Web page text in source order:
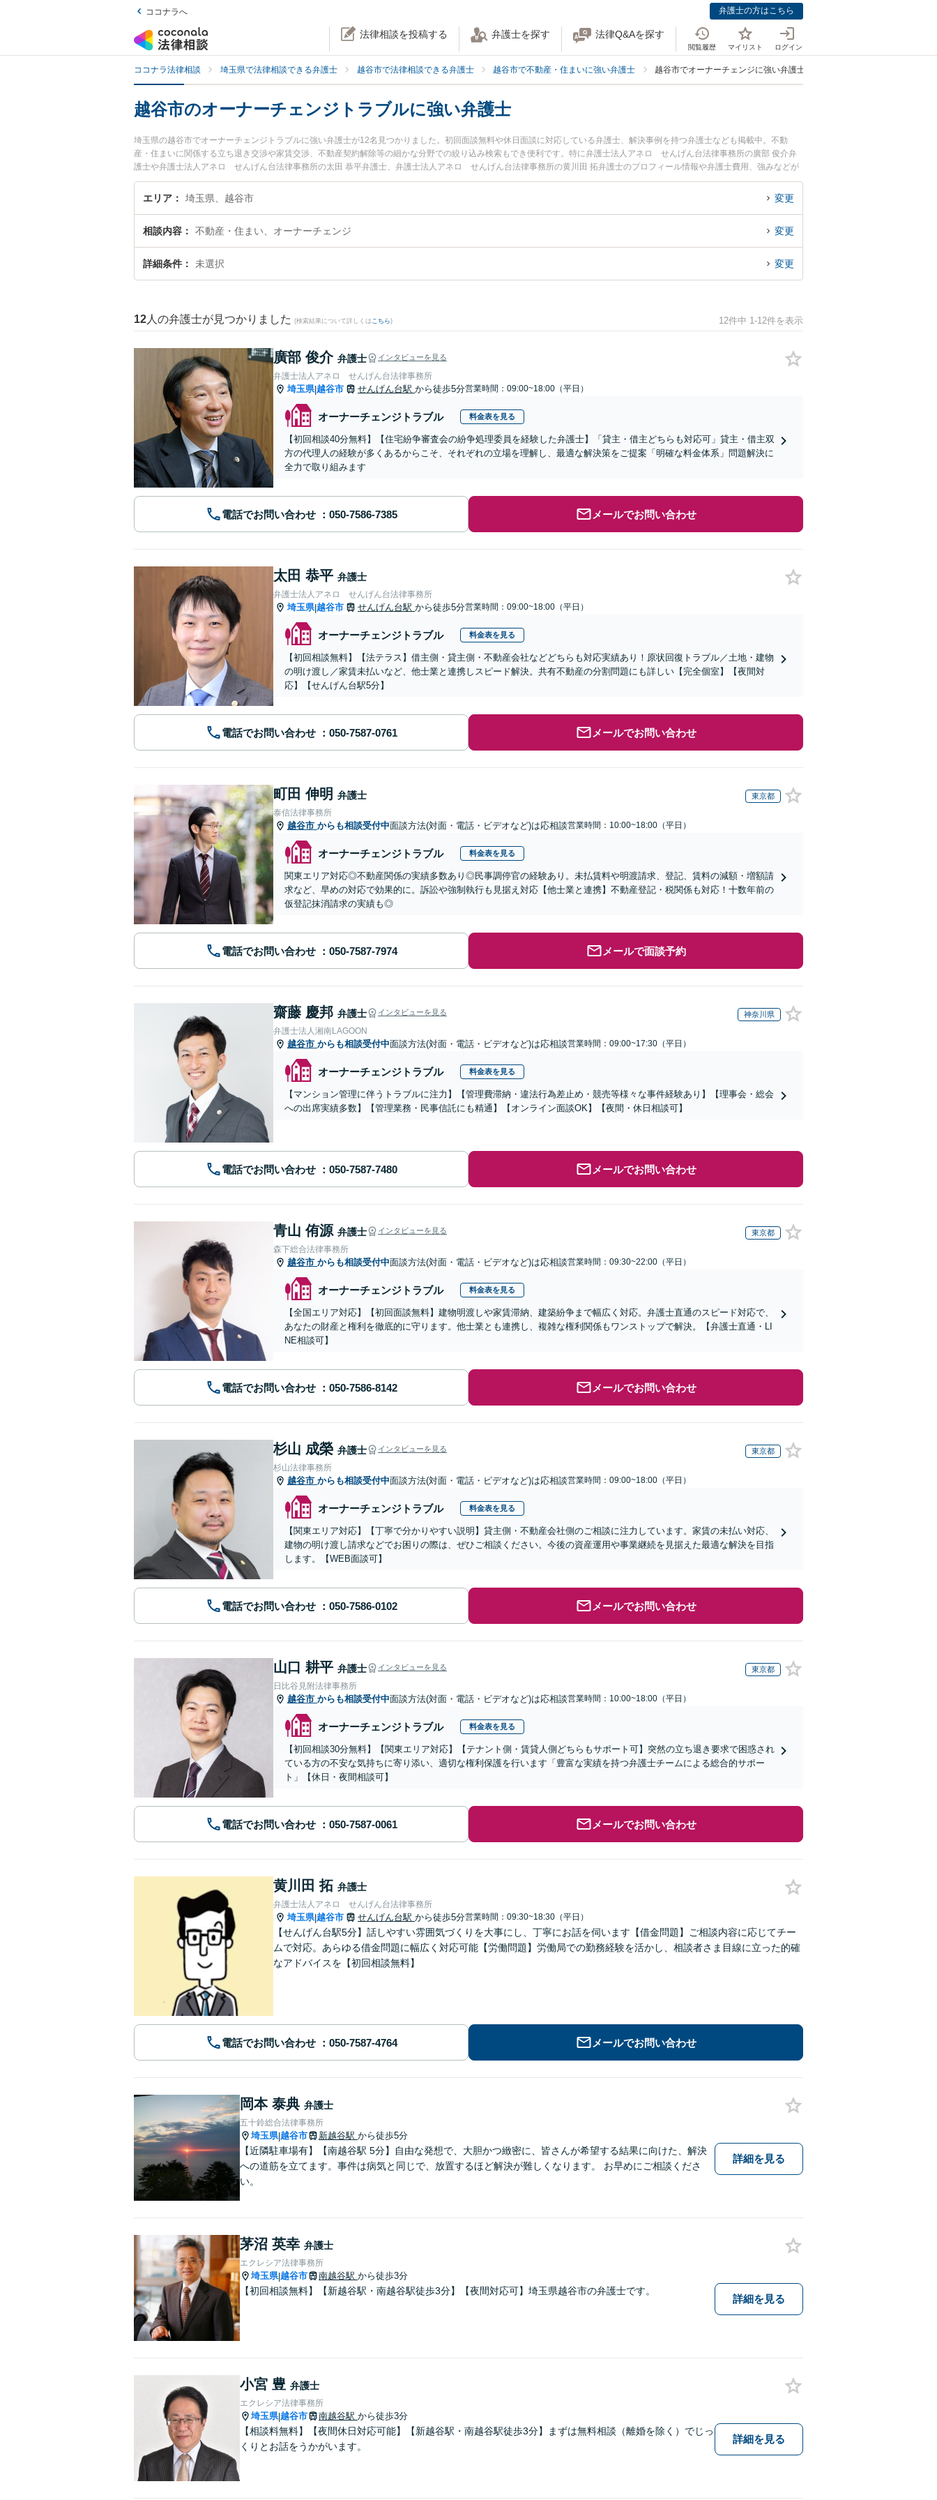
ココナラへ 弁護士の方はこちら
法律相談を投稿する 弁護士を探す 法律Q&Aを探す
閲覧履歴 マイリスト ログイン
ココナラ法律相談 埼玉県で法律相談できる弁護士 越谷市で法律相談できる弁護士 越谷市で不動産・住まいに強い弁護士 越谷市でオーナーチェンジに強い弁護士
越谷市のオーナーチェンジトラブルに強い弁護士
埼玉県の越谷市でオーナーチェンジトラブルに強い弁護士が12名見つかりました。初回面談無料や休日面談に対応している弁護士、解決事例を持つ弁護士なども掲載中。不動
産・住まいに関係する立ち退き交渉や家賃交渉、不動産契約解除等の細かな分野での絞り込み検索もでき便利です。特に弁護士法人アネロ せんげん台法律事務所の廣部 俊介弁
護士や弁護士法人アネロ せんげん台法律事務所の太田 恭平弁護士、弁護士法人アネロ せんげん台法律事務所の黄川田 拓弁護士のプロフィール情報や弁護士費用、強みなどが
注目されています。『越谷市で土日や夜間に発生したオーナーチェンジトラブルのトラブルを今すぐに弁護士に相談したい』『オーナーチェンジトラブルのトラブル解決の実績豊
富な近くの弁護士を検索したい』『初回相談無料でオーナーチェンジトラブルを法律相談できる越谷市内の弁護士に相談予約したい』などでお困りの相談者さんにおすすめです。
エリア 埼玉県、越谷市 変更
相談内容 不動産・住まい、オーナーチェンジ 変更
詳細条件 未選択 変更
12 人の弁護士が見つかりました (検索結果について詳しくは こちら) 12件中 1-12件を表示
廣部 俊介 弁護士 インタビューを見る
弁護士法人アネロ せんげん台法律事務所
埼玉県|越谷市 せんげん台駅 から徒歩5分営業時間：09:00~18:00（平日）
オーナーチェンジトラブル 料金表を見る
【初回相談40分無料】【住宅紛争審査会の紛争処理委員を経験した弁護士】「貸主・借主どちらも対応可」貸主・借主双
方の代理人の経験が多くあるからこそ、それぞれの立場を理解し、最適な解決策をご提案「明確な料金体系」問題解決に
全力で取り組みます
電話でお問い合わせ メールでお問い合わせ
太田 恭平 弁護士
弁護士法人アネロ せんげん台法律事務所
埼玉県|越谷市 せんげん台駅 から徒歩5分営業時間：09:00~18:00（平日）
オーナーチェンジトラブル 料金表を見る
【初回相談無料】【法テラス】借主側・貸主側・不動産会社などどちらも対応実績あり！原状回復トラブル／土地・建物
の明け渡し／家賃未払いなど、他士業と連携しスピード解決。共有不動産の分割問題にも詳しい【完全個室】【夜間対
応】【せんげん台駅5分】
電話でお問い合わせ メールでお問い合わせ
町田 伸明 弁護士 東京都
泰信法律事務所
越谷市 からも相談受付中面談方法(対面・電話・ビデオなど)は応相談営業時間：10:00~18:00（平日）
オーナーチェンジトラブル 料金表を見る
関東エリア対応◎不動産関係の実績多数あり◎民事調停官の経験あり。未払賃料や明渡請求、登記、賃料の減額・増額請
求など、早めの対応で効果的に。訴訟や強制執行も見据え対応【他士業と連携】不動産登記・税関係も対応！十数年前の
仮登記抹消請求の実績も◎
電話でお問い合わせ メールで面談予約
齋藤 慶邦 弁護士 インタビューを見る 神奈川県
弁護士法人湘南LAGOON
越谷市 からも相談受付中面談方法(対面・電話・ビデオなど)は応相談営業時間：09:00~17:30（平日）
オーナーチェンジトラブル 料金表を見る
【マンション管理に伴うトラブルに注力】【管理費滞納・違法行為差止め・競売等様々な事件経験あり】【理事会・総会
への出席実績多数】【管理業務・民事信託にも精通】【オンライン面談OK】【夜間・休日相談可】
電話でお問い合わせ メールでお問い合わせ
青山 侑源 弁護士 インタビューを見る 東京都
森下総合法律事務所
越谷市 からも相談受付中面談方法(対面・電話・ビデオなど)は応相談営業時間：09:30~22:00（平日）
オーナーチェンジトラブル 料金表を見る
【全国エリア対応】【初回面談無料】建物明渡しや家賃滞納、建築紛争まで幅広く対応。弁護士直通のスピード対応で、
あなたの財産と権利を徹底的に守ります。他士業とも連携し、複雑な権利関係もワンストップで解決。【弁護士直通・LI
NE相談可】
電話でお問い合わせ メールでお問い合わせ
杉山 成榮 弁護士 インタビューを見る 東京都
杉山法律事務所
越谷市 からも相談受付中面談方法(対面・電話・ビデオなど)は応相談営業時間：09:00~18:00（平日）
オーナーチェンジトラブル 料金表を見る
【関東エリア対応】【丁寧で分かりやすい説明】貸主側・不動産会社側のご相談に注力しています。家賃の未払い対応、
建物の明け渡し請求などでお困りの際は、ぜひご相談ください。今後の資産運用や事業継続を見据えた最適な解決を目指
します。【WEB面談可】
電話でお問い合わせ メールでお問い合わせ
山口 耕平 弁護士 インタビューを見る 東京都
日比谷見附法律事務所
越谷市 からも相談受付中面談方法(対面・電話・ビデオなど)は応相談営業時間：10:00~18:00（平日）
オーナーチェンジトラブル 料金表を見る
【初回相談30分無料】【関東エリア対応】【テナント側・賃貸人側どちらもサポート可】突然の立ち退き要求で困惑され
ている方の不安な気持ちに寄り添い、適切な権利保護を行います「豊富な実績を持つ弁護士チームによる総合的サポー
ト」【休日・夜間相談可】
電話でお問い合わせ メールでお問い合わせ
黄川田 拓 弁護士
弁護士法人アネロ せんげん台法律事務所
埼玉県|越谷市 せんげん台駅 から徒歩5分営業時間：09:30~18:30（平日）
【せんげん台駅5分】話しやすい雰囲気づくりを大事にし、丁寧にお話を伺います【借金問題】ご相談内容に応じてチー
ムで対応。あらゆる借金問題に幅広く対応可能【労働問題】労働局での勤務経験を活かし、相談者さま目線に立った的確
なアドバイスを【初回相談無料】
電話でお問い合わせ メールでお問い合わせ
岡本 泰典 弁護士
五十鈴総合法律事務所
埼玉県|越谷市 新越谷駅 から徒歩5分
【近隣駐車場有】【南越谷駅 5分】自由な発想で、大胆かつ緻密に、皆さんが希望する結果に向けた、解決
への道筋を立てます。事件は病気と同じで、放置するほど解決が難しくなります。 お早めにご相談くださ
い。
詳細を見る
茅沼 英幸 弁護士
エクレシア法律事務所
埼玉県|越谷市 南越谷駅 から徒歩3分
【初回相談無料】【新越谷駅・南越谷駅徒歩3分】【夜間対応可】埼玉県越谷市の弁護士です。
詳細を見る
小宮 豊 弁護士
エクレシア法律事務所
埼玉県|越谷市 南越谷駅 から徒歩3分
【相談料無料】【夜間休日対応可能】【新越谷駅・南越谷駅徒歩3分】まずは無料相談（離婚を除く）でじっ
くりとお話をうかがいます。
詳細を見る